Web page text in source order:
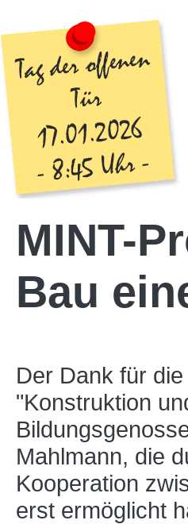
MINT-
Bau
Der Dank für
"Konstruktion
Mahlmann, die
Kooperation
erst ermöglicht